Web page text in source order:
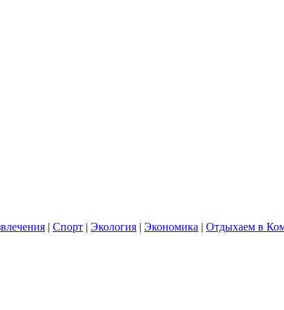
| Спорт | Экология | Экономика | Отдыхаем в